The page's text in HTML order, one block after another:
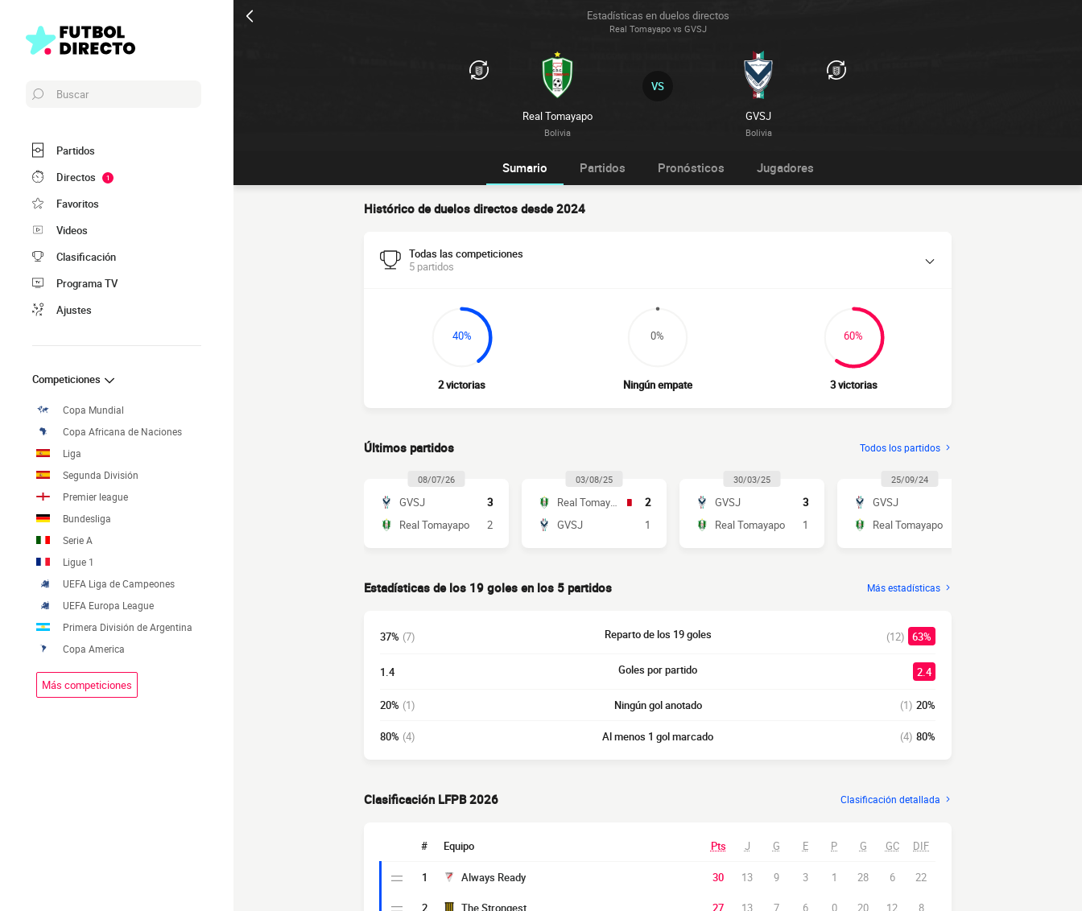
Estadísticas en duelos directos
Real Tomayapo vs GVSJ
Real Tomayapo
Bolivia
GVSJ
Bolivia
VS
Buscar
Partidos
Directos
1
Favoritos
Videos
Clasificación
Programa TV
Ajustes
Competiciones
Copa Mundial
Copa Africana de Naciones
Liga
Segunda División
Premier league
Bundesliga
Serie A
Ligue 1
UEFA Liga de Campeones
UEFA Europa League
Primera División de Argentina
Copa America
Más competiciones
Sumario Partidos Pronósticos Jugadores
Histórico de duelos directos desde 2024
Todas las competiciones
5 partidos
40%
2 victorias
0%
Ningún empate
60%
3 victorias
Últimos partidos Todos los partidos
08/07/26
GVSJ
3
Real Tomayapo
2
03/08/25
Real Tomayapo
2
GVSJ
1
30/03/25
GVSJ
3
Real Tomayapo
1
25/09/24
GVSJ
Real Tomayapo
Estadísticas de los 19 goles en los 5 partidos Más estadísticas
37% (7) Reparto de los 19 goles (12) 63%
1.4 Goles por partido 2.4
20% (1) Ningún gol anotado (1) 20%
80% (4) Al menos 1 gol marcado (4) 80%
Clasificación LFPB 2026 Clasificación detallada
# Equipo Pts J G E P G GC DIF
1 Always Ready 30 13 9 3 1 28 6 22
2 The Strongest 27 13 7 6 0 20 12 8